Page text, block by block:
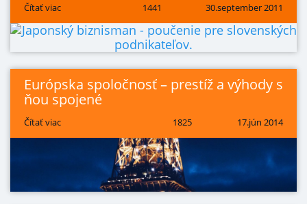
Čítať viac 1441 30.september 2011
Európska spoločnosť – prestíž a výhody s
ňou spojené
Čítať viac 1825 17.jún 2014